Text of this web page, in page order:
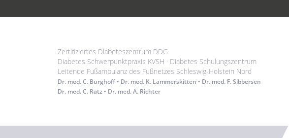
Zertifiziertes Diabeteszentrum DDG
Diabetes Schwerpunktpraxis KVSH · Diabetes Schulungszentrum
Leitende Fußambulanz des Fußnetzes Schleswig-Holstein Nord
Dr. med. C. Burghoff • Dr. med. K. Lammerskitten • Dr. med. F. Sibbersen
Dr. med. C. Rätz • Dr. med. A. Richter